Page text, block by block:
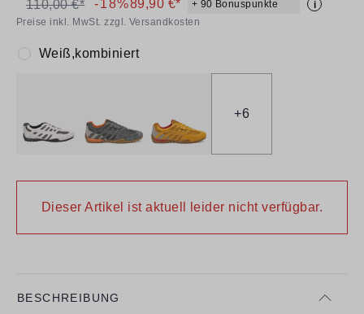
89,90 €* + 90 Bonuspunkte i
110,00 €* -18%
Preise inkl. MwSt. zzgl. Versandkosten
Farbe:
Weiß,kombiniert
+6
Dieser Artikel ist aktuell leider nicht verfügbar.
BESCHREIBUNG